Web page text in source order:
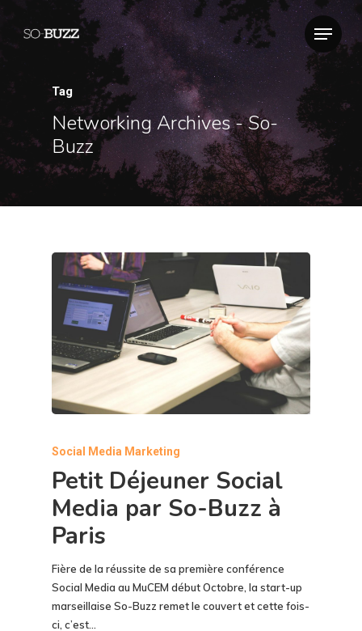
Tag
Networking Archives - So-
Buzz
Social Media Marketing
Petit Déjeuner Social
Media par So-Buzz à
Paris
Fière de la réussite de sa première conférence
Social Media au MuCEM début Octobre, la start-up
marseillaise So-Buzz remet le couvert et cette fois-
ci, c’est…